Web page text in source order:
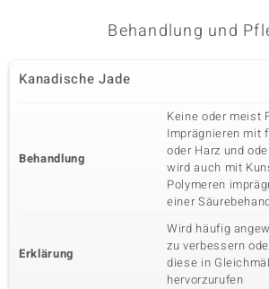
Edelsteinvarietät
Schliff
Fassung Herkunft
China
Behandlung und
Kanadische Jade
Behandlung
Keine oder meist
Imprägnieren mit
oder Harz und
wird auch mit
Polymeren
einer
Erklärung
Wird häufig
zu verbessern
diese in
hervorzurufen